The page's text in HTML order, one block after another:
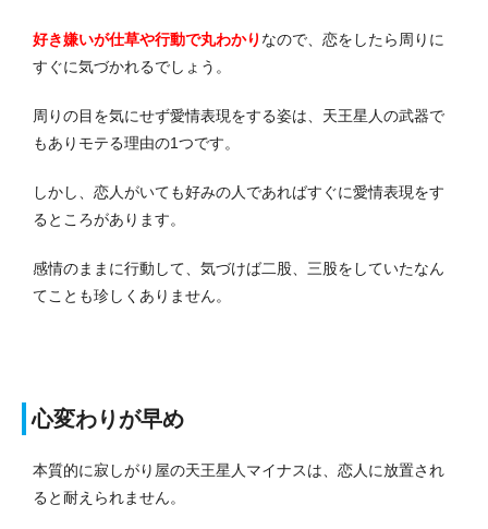
好き嫌いが仕草や行動で丸わかり なので、恋をしたら周りに
すぐに気づかれるでしょう。
周りの目を気にせず愛情表現をする姿は、天王星人の武器で
もありモテる理由の1つです。
しかし、恋人がいても好みの人であればすぐに愛情表現をす
るところがあります。
感情のままに行動して、気づけば二股、三股をしていたなん
てことも珍しくありません。
心変わりが早め
本質的に寂しがり屋の天王星人マイナスは、恋人に放置され
ると耐えられません。